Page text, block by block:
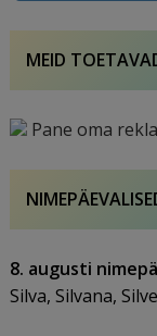
MEID
Pane oma
8. augusti
Silva, Silvana,